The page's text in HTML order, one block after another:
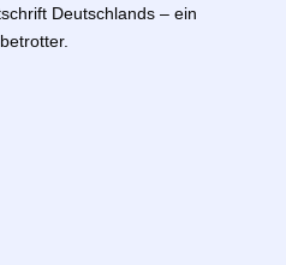
Deutschlands – ein